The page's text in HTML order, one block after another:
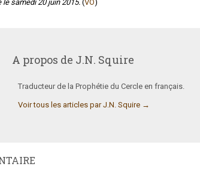
samedi 20 juin 2015. (VO )
A propos de J.N. Squire
Traducteur de la Prophétie du Cercle en français.
Voir tous les articles par J.N. Squire →